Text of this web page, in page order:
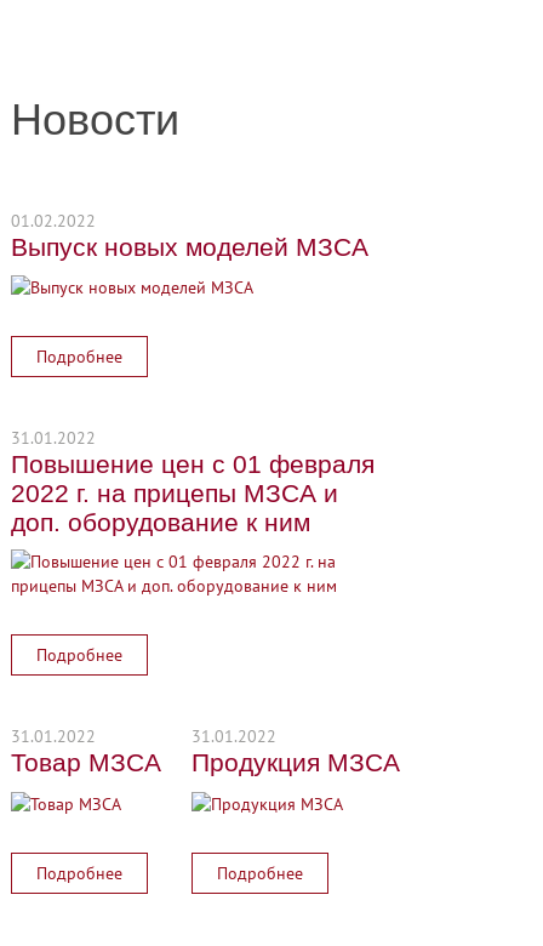
Новости
01.02.2022
Выпуск новых моделей МЗСА
Подробнее
31.01.2022
Повышение цен с 01 февраля
2022 г. на прицепы МЗСА и
доп. оборудование к ним
Подробнее
31.01.2022
Товар МЗСА
Подробнее
31.01.2022
Продукция МЗСА
Подробнее